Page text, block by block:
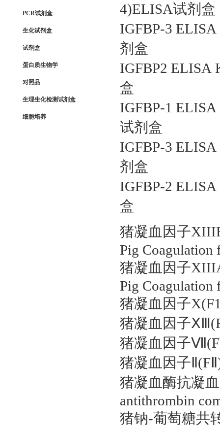
PCR试剂盒
生化试剂盒
试剂盒
蛋白质生物学
对照品
生理生化检测试剂盒
细胞培养
4)ELISA试剂盒
IGFBP-3
剂盒
IGFBP2 ELISA
盒
IGFBP-1
试剂盒
IGFBP-3
剂盒
IGFBP-2
盒
猪凝血因子
Pig
猪凝血因子
Pig
猪凝血因子
猪凝血因子
猪凝血因子
猪凝血因子
猪凝血酶抗凝
antithrombin
猪钠-葡萄糖共